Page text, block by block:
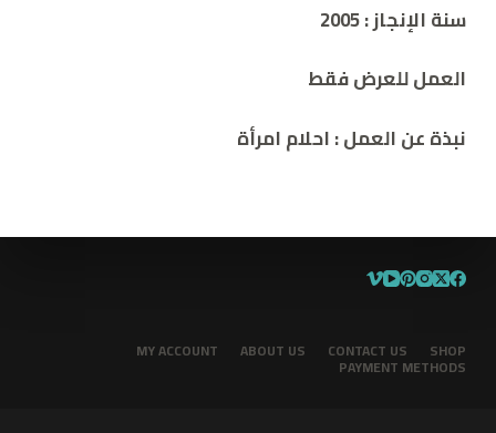
سنة الإنجاز :2005
العمل للعرض فقط
نبذة عن العمل:احلام امرأة
SHOP
CONTACT US
ABOUT US
MY ACCOUNT
PAYMENT METHODS